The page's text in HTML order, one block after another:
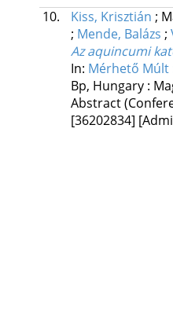
10.
Kiss, Krisztián ;
; Mende, Balázs ;
Az aquincumi
In: Mérhető Múlt
Bp, Hungary :
Abstract
[36202834]